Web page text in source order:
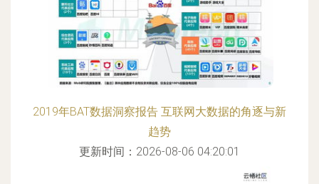
2019年BAT数据洞察报告 互联网大数据的角逐与新
趋势
更新时间：2026-08-06 04:20:01